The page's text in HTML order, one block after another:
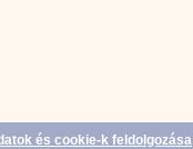
és cookie-k feldolgozása